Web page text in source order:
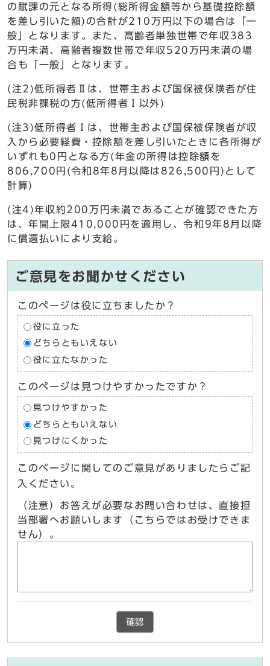
の賦課の元となる所得(総所得金額等から基礎控除額
を差し引いた額)の合計が210万円以下の場合は「一
般」となります。また、高齢者単独世帯で年収383
万円未満、高齢者複数世帯で年収520万円未満の場
合も「一般」となります。
(注2)低所得者Ⅱは、世帯主および国保被保険者が住
民税非課税の方(低所得者Ⅰ以外)
(注3)低所得者Ⅰは、世帯主および国保被保険者が収
入から必要経費・控除額を差し引いたときに各所得が
いずれも0円となる方(年金の所得は控除額を
806,700円(令和8年8月以降は826,500円)として
計算)
(注4)年収約200万円未満であることが確認できた方
は、年間上限410,000円を適用し、令和9年8月以降
に償還払いにより支給。
ご意見をお聞かせください
このページは役に立ちましたか？
役に立った
どちらともいえない
役に立たなかった
このページは見つけやすかったですか？
見つけやすかった
どちらともいえない
見つけにくかった
このページに関してのご意見がありましたらご記
入ください。
（注意）お答えが必要なお問い合わせは、直接担
当部署へお願いします（こちらではお受けできま
せん）。
確認